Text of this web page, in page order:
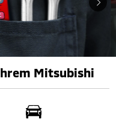
Mitsubishi